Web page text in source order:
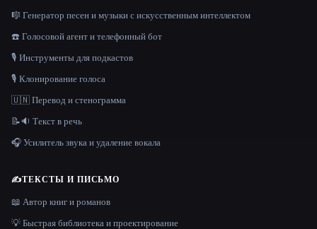
🎼 Генератор песен и музыки с искусственным интеллектом
☎️ Голосовой агент и телефонный бот
🎙️ Инструменты для подкастов
🎙️ Клонирование голоса
🇺🇳 Перевод и стенограмма
📝🔉 Текст в речь
🎧 Усилитель звука и удаление вокала
✍️ТЕКСТЫ И ПИСЬМО
📖 Автор книг и романов
💡 Быстрая библиотека и проектирование